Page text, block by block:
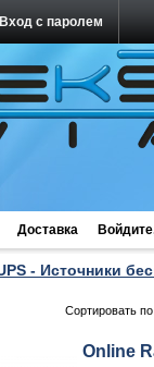
Вход с паролем
Доставка
- Источники
Сортировать
Online